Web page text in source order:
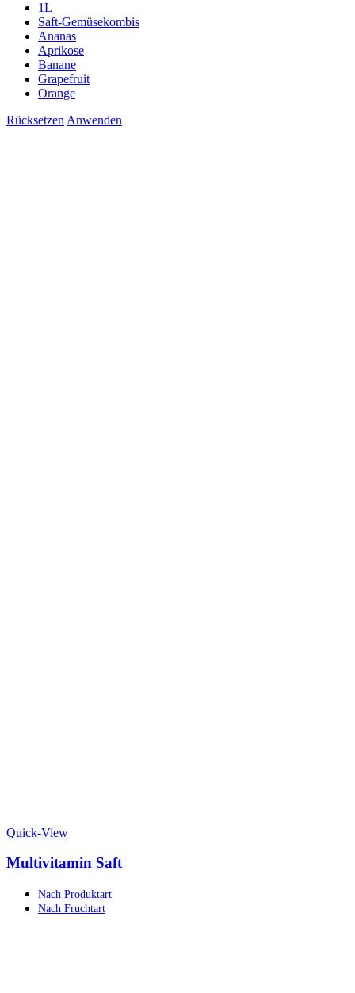
1L
Saft-Gemüsekombis
Ananas
Aprikose
Banane
Grapefruit
Orange
Rücksetzen Anwenden
Quick-View
Multivitamin Saft
Nach Produktart
Nach Fruchtart